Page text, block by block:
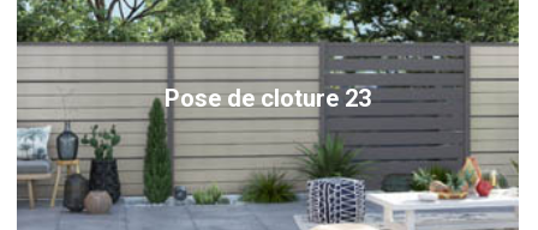
Pose de cloture 23